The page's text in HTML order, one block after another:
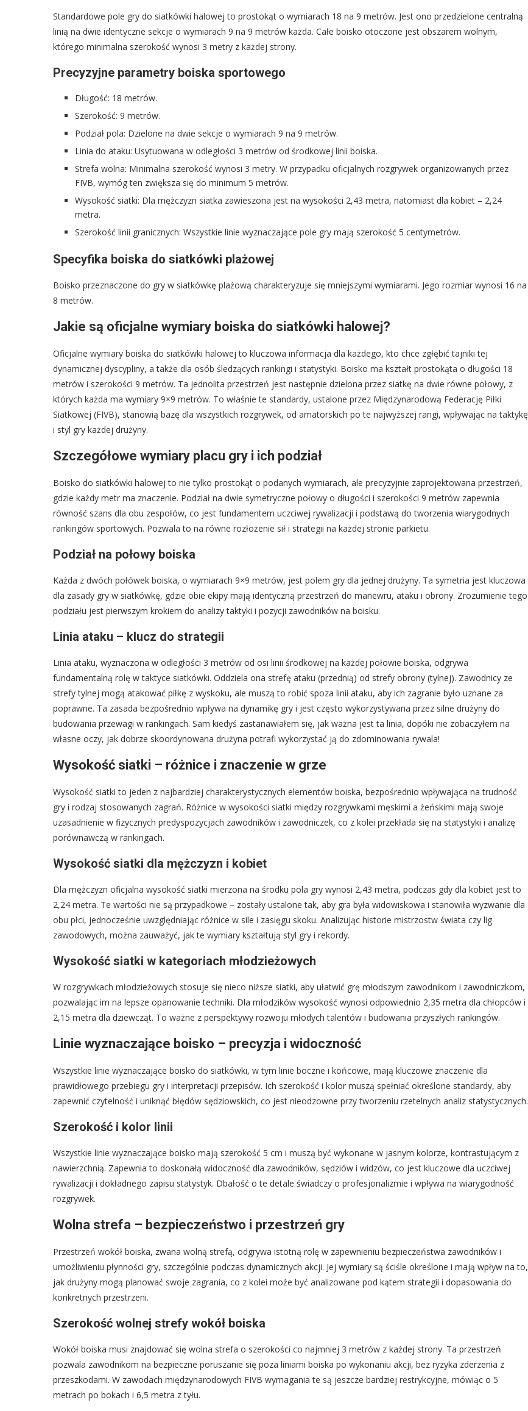
Standardowe pole gry do siatkówki halowej to prostokąt o wymiarach 18 na 9 metrów. Jest ono przedzielone centralną
linią na dwie identyczne sekcje o wymiarach 9 na 9 metrów każda. Całe boisko otoczone jest obszarem wolnym,
którego minimalna szerokość wynosi 3 metry z każdej strony.
Precyzyjne parametry boiska sportowego
Długość: 18 metrów.
Szerokość: 9 metrów.
Podział pola: Dzielone na dwie sekcje o wymiarach 9 na 9 metrów.
Linia do ataku: Usytuowana w odległości 3 metrów od środkowej linii boiska.
Strefa wolna: Minimalna szerokość wynosi 3 metry. W przypadku oficjalnych rozgrywek organizowanych przez
FIVB, wymóg ten zwiększa się do minimum 5 metrów.
Wysokość siatki: Dla mężczyzn siatka zawieszona jest na wysokości 2,43 metra, natomiast dla kobiet – 2,24
metra.
Szerokość linii granicznych: Wszystkie linie wyznaczające pole gry mają szerokość 5 centymetrów.
Specyfika boiska do siatkówki plażowej
Boisko przeznaczone do gry w siatkówkę plażową charakteryzuje się mniejszymi wymiarami. Jego rozmiar wynosi 16 na
8 metrów.
Jakie są oficjalne wymiary boiska do siatkówki halowej?
Oficjalne wymiary boiska do siatkówki halowej to kluczowa informacja dla każdego, kto chce zgłębić tajniki tej
dynamicznej dyscypliny, a także dla osób śledzących rankingi i statystyki. Boisko ma kształt prostokąta o długości 18
metrów i szerokości 9 metrów. Ta jednolita przestrzeń jest następnie dzielona przez siatkę na dwie równe połowy, z
których każda ma wymiary 9×9 metrów. To właśnie te standardy, ustalone przez Międzynarodową Federację Piłki
Siatkowej (FIVB), stanowią bazę dla wszystkich rozgrywek, od amatorskich po te najwyższej rangi, wpływając na taktykę
i styl gry każdej drużyny.
Szczegółowe wymiary placu gry i ich podział
Boisko do siatkówki halowej to nie tylko prostokąt o podanych wymiarach, ale precyzyjnie zaprojektowana przestrzeń,
gdzie każdy metr ma znaczenie. Podział na dwie symetryczne połowy o długości i szerokości 9 metrów zapewnia
równość szans dla obu zespołów, co jest fundamentem uczciwej rywalizacji i podstawą do tworzenia wiarygodnych
rankingów sportowych. Pozwala to na równe rozłożenie sił i strategii na każdej stronie parkietu.
Podział na połowy boiska
Każda z dwóch połówek boiska, o wymiarach 9×9 metrów, jest polem gry dla jednej drużyny. Ta symetria jest kluczowa
dla zasady gry w siatkówkę, gdzie obie ekipy mają identyczną przestrzeń do manewru, ataku i obrony. Zrozumienie tego
podziału jest pierwszym krokiem do analizy taktyki i pozycji zawodników na boisku.
Linia ataku – klucz do strategii
Linia ataku, wyznaczona w odległości 3 metrów od osi linii środkowej na każdej połowie boiska, odgrywa
fundamentalną rolę w taktyce siatkówki. Oddziela ona strefę ataku (przednią) od strefy obrony (tylnej). Zawodnicy ze
strefy tylnej mogą atakować piłkę z wyskoku, ale muszą to robić spoza linii ataku, aby ich zagranie było uznane za
poprawne. Ta zasada bezpośrednio wpływa na dynamikę gry i jest często wykorzystywana przez silne drużyny do
budowania przewagi w rankingach. Sam kiedyś zastanawiałem się, jak ważna jest ta linia, dopóki nie zobaczyłem na
własne oczy, jak dobrze skoordynowana drużyna potrafi wykorzystać ją do zdominowania rywala!
Wysokość siatki – różnice i znaczenie w grze
Wysokość siatki to jeden z najbardziej charakterystycznych elementów boiska, bezpośrednio wpływająca na trudność
gry i rodzaj stosowanych zagrań. Różnice w wysokości siatki między rozgrywkami męskimi a żeńskimi mają swoje
uzasadnienie w fizycznych predyspozycjach zawodników i zawodniczek, co z kolei przekłada się na statystyki i analizę
porównawczą w rankingach.
Wysokość siatki dla mężczyzn i kobiet
Dla mężczyzn oficjalna wysokość siatki mierzona na środku pola gry wynosi 2,43 metra, podczas gdy dla kobiet jest to
2,24 metra. Te wartości nie są przypadkowe – zostały ustalone tak, aby gra była widowiskowa i stanowiła wyzwanie dla
obu płci, jednocześnie uwzględniając różnice w sile i zasięgu skoku. Analizując historie mistrzostw świata czy lig
zawodowych, można zauważyć, jak te wymiary kształtują styl gry i rekordy.
Wysokość siatki w kategoriach młodzieżowych
W rozgrywkach młodzieżowych stosuje się nieco niższe siatki, aby ułatwić grę młodszym zawodnikom i zawodniczkom,
pozwalając im na lepsze opanowanie techniki. Dla młodzików wysokość wynosi odpowiednio 2,35 metra dla chłopców i
2,15 metra dla dziewcząt. To ważne z perspektywy rozwoju młodych talentów i budowania przyszłych rankingów.
Linie wyznaczające boisko – precyzja i widoczność
Wszystkie linie wyznaczające boisko do siatkówki, w tym linie boczne i końcowe, mają kluczowe znaczenie dla
prawidłowego przebiegu gry i interpretacji przepisów. Ich szerokość i kolor muszą spełniać określone standardy, aby
zapewnić czytelność i uniknąć błędów sędziowskich, co jest nieodzowne przy tworzeniu rzetelnych analiz statystycznych.
Szerokość i kolor linii
Wszystkie linie wyznaczające boisko mają szerokość 5 cm i muszą być wykonane w jasnym kolorze, kontrastującym z
nawierzchnią. Zapewnia to doskonałą widoczność dla zawodników, sędziów i widzów, co jest kluczowe dla uczciwej
rywalizacji i dokładnego zapisu statystyk. Dbałość o te detale świadczy o profesjonalizmie i wpływa na wiarygodność
rozgrywek.
Wolna strefa – bezpieczeństwo i przestrzeń gry
Przestrzeń wokół boiska, zwana wolną strefą, odgrywa istotną rolę w zapewnieniu bezpieczeństwa zawodników i
umożliwieniu płynności gry, szczególnie podczas dynamicznych akcji. Jej wymiary są ściśle określone i mają wpływ na to,
jak drużyny mogą planować swoje zagrania, co z kolei może być analizowane pod kątem strategii i dopasowania do
konkretnych przestrzeni.
Szerokość wolnej strefy wokół boiska
Wokół boiska musi znajdować się wolna strefa o szerokości co najmniej 3 metrów z każdej strony. Ta przestrzeń
pozwala zawodnikom na bezpieczne poruszanie się poza liniami boiska po wykonaniu akcji, bez ryzyka zderzenia z
przeszkodami. W zawodach międzynarodowych FIVB wymagania te są jeszcze bardziej restrykcyjne, mówiąc o 5
metrach po bokach i 6,5 metra z tyłu.